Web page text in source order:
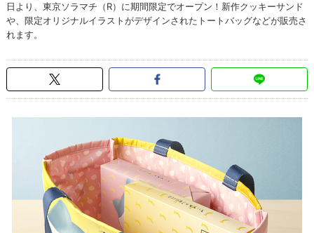
日より、東京ソラマチ（R）に期間限定でオープン！新作クッキーサンド
や、限定オリジナルイラストがデザインされたトートバッグなどが販売さ
れます。